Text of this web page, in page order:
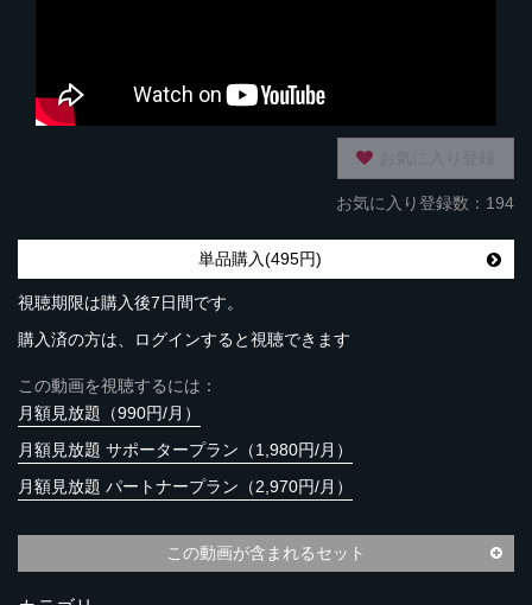
お気に入り登録数：194
単品購入(495円)
視聴期限は購入後7日間です。
購入済の方は、ログインすると視聴できます
この動画を視聴するには：
月額見放題（990円/月）
月額見放題 サポータープラン（1,980円/月）
月額見放題 パートナープラン（2,970円/月）
この動画が含まれるセット